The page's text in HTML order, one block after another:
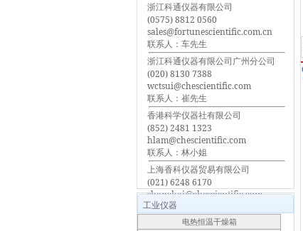
浙江科通仪器有限公司
(0575) 8812 0560
sales@fortunescientific.com.cn
联系人：车先生
浙江科通仪器有限公司广州分公司
(020) 8130 7388
wctsui@chescientific.com
联系人：崔先生
香港科学仪器社有限公司
(852) 2481 1323
hlam@chescientific.com
联系人：林小姐
上海香科仪器贸易有限公司
(021) 6248 6170
shanghai@chescientific.com
联系人：车先生
工业仪器
电热恒温干燥箱